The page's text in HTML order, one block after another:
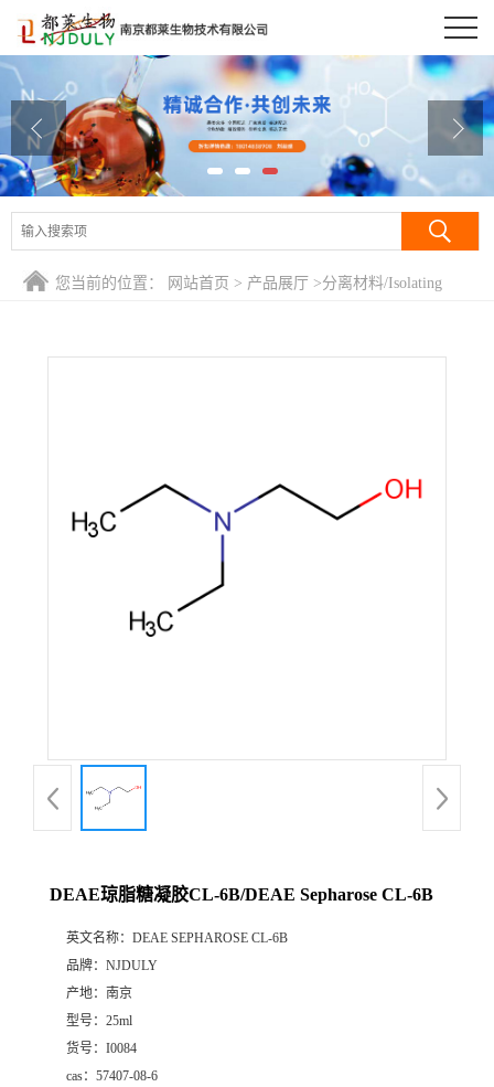
公司首页
公司介绍
公司动态
产品展厅
证书荣誉
您当前的位置： 网站首页 > 产品展厅 >分离材料/Isolating
DEAE琼脂糖凝胶CL-6B/DEAE Sepharose CL-6B
英文名称： DEAE SEPHAROSE CL-6B
品牌： NJDULY
产地： 南京
型号： 25ml
货号： I0084
cas： 57407-08-6